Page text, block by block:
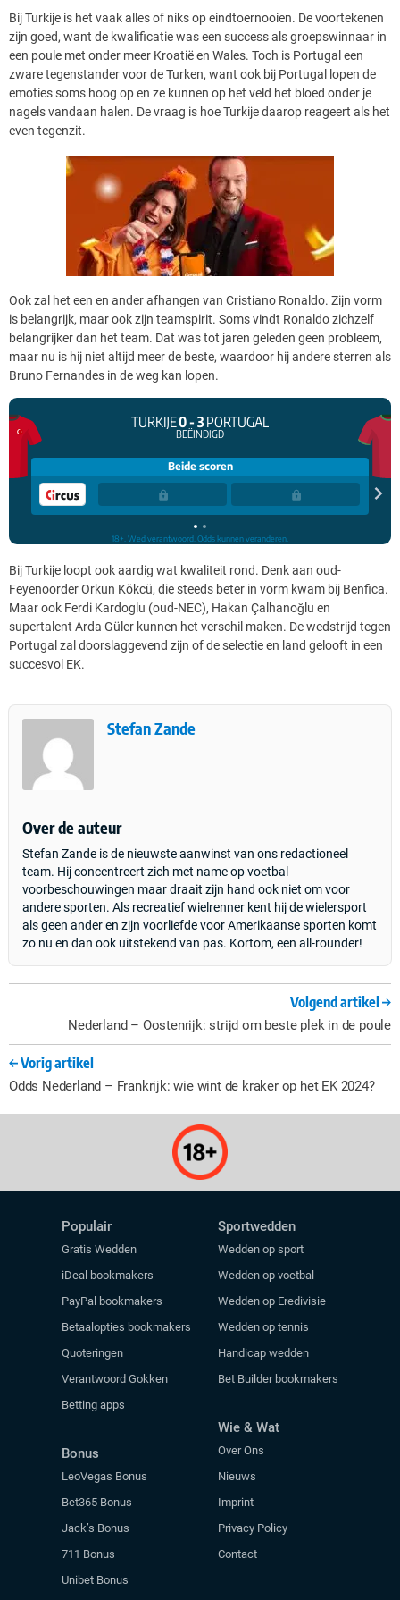
Bij Turkije is het vaak alles of niks op eindtoernooien. De voortekenen
zijn goed, want de kwalificatie was een success als groepswinnaar in
een poule met onder meer Kroatië en Wales. Toch is Portugal een
zware tegenstander voor de Turken, want ook bij Portugal lopen de
emoties soms hoog op en ze kunnen op het veld het bloed onder je
nagels vandaan halen. De vraag is hoe Turkije daarop reageert als het
even tegenzit.
Ook zal het een en ander afhangen van Cristiano Ronaldo. Zijn vorm
is belangrijk, maar ook zijn teamspirit. Soms vindt Ronaldo zichzelf
belangrijker dan het team. Dat was tot jaren geleden geen probleem,
maar nu is hij niet altijd meer de beste, waardoor hij andere sterren als
Bruno Fernandes in de weg kan lopen.
Bij Turkije loopt ook aardig wat kwaliteit rond. Denk aan oud-
Feyenoorder Orkun Kökcü, die steeds beter in vorm kwam bij Benfica.
Maar ook Ferdi Kardoglu (oud-NEC), Hakan Çalhanoğlu en
supertalent Arda Güler kunnen het verschil maken. De wedstrijd tegen
Portugal zal doorslaggevend zijn of de selectie en land gelooft in een
succesvol EK.
Stefan Zande
Over de auteur
Stefan Zande is de nieuwste aanwinst van ons redactioneel
team. Hij concentreert zich met name op voetbal
voorbeschouwingen maar draait zijn hand ook niet om voor
andere sporten. Als recreatief wielrenner kent hij de wielersport
als geen ander en zijn voorliefde voor Amerikaanse sporten komt
zo nu en dan ook uitstekend van pas. Kortom, een all-rounder!
Volgend artikel
Nederland – Oostenrijk: strijd om beste plek in de poule
Vorig artikel
Odds Nederland – Frankrijk: wie wint de kraker op het EK 2024?
Populair
Gratis Wedden
iDeal bookmakers
PayPal bookmakers
Betaalopties bookmakers
Quoteringen
Verantwoord Gokken
Betting apps
Bonus
LeoVegas Bonus
Bet365 Bonus
Jack’s Bonus
711 Bonus
Unibet Bonus
Sportwedden
Wedden op sport
Wedden op voetbal
Wedden op Eredivisie
Wedden op tennis
Handicap wedden
Bet Builder bookmakers
Wie & Wat
Over Ons
Nieuws
Imprint
Privacy Policy
Contact